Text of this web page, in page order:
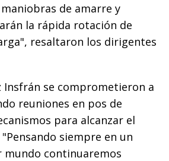
de amarre y
la rápida rotación de
resaltaron los dirigentes
Insfrán se comprometieron a
reuniones en pos de
para alcanzar el
siempre en un
continuaremos